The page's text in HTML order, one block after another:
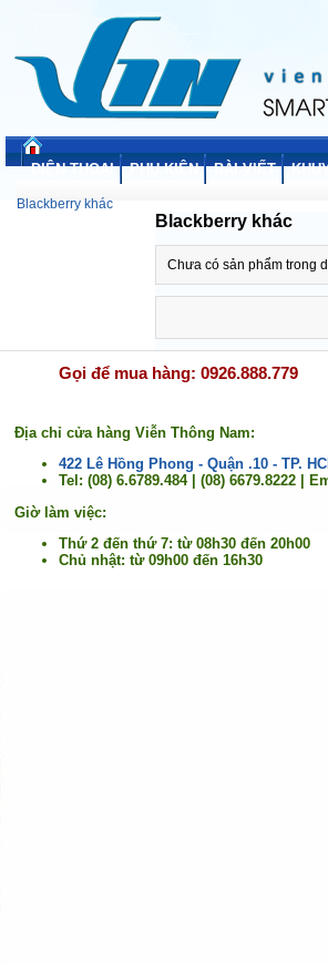
ĐIỆN THOẠI PHỤ KIỆN BÀI VIẾT
Blackberry khác
Blackberry khác
Chưa có sản phẩm trong
Gọi để mua hàng: 0926.888.779
Địa chỉ cửa hàng Viễn Thông Nam:
422 Lê Hồng Phong - Quận .10 - TP.
Tel: (08) 6.6789.484 | (08) 6679.8222 |
Giờ làm việc:
Thứ 2 đến thứ 7: từ 08h30 đến 20h00
Chủ nhật: từ 09h00 đến 16h30